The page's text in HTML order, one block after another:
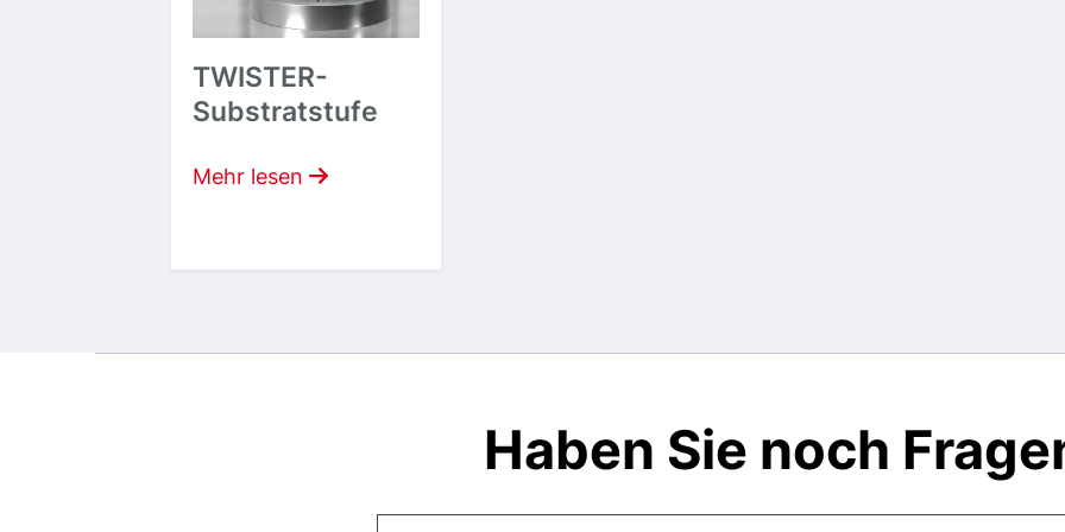
TWISTER-
Substratstufe
Mehr lesen
Haben Sie noch